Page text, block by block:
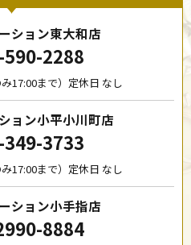
ション東大和店
2288
17:00まで）定休日 なし
ョン小平小川町店
3733
17:00まで）定休日 なし
ション小手指店
8884